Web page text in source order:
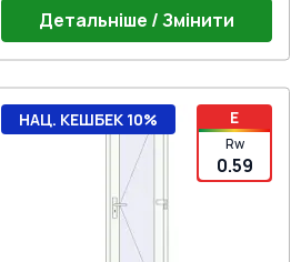
Детальніше / Змінити
Поріг 24mm (E60)
Дверний гарнітур GU (білий)
Дверна петля Європа MEDOS
Jocker біла (E60;BrD)
Замок на три точки (WILKA) під
нажимну ручку
E
Rw
0.59
НАЦ. КЕШБЕК 10%